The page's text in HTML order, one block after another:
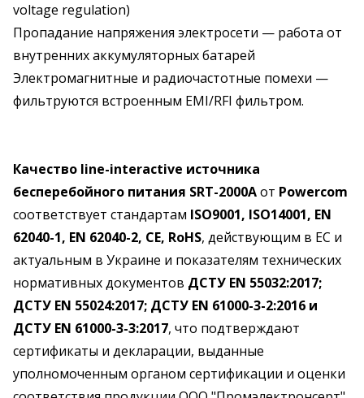
voltage regulation)
Пропадание напряжения электросети — работа от
внутренних аккумуляторных батарей
Электромагнитные и радиочастотные помехи —
фильтруются встроенным EMI/RFI фильтром.
Качество line-interactive источника
бесперебойного питания SRT-2000Aот Powercom
соответствует стандартам ISO9001, ISO14001, EN
62040-1, EN 62040-2, CE, RoHS, действующим в ЕС и
актуальным в Украине и показателям технических
нормативных документов ДСТУ EN 55032:2017;
ДСТУ EN 55024:2017; ДСТУ EN 61000-3-2:2016 и
ДСТУ EN 61000-3-3:2017, что подтверждают
сертификаты и декларации, выданные
уполномоченным органом сертификации и оценки